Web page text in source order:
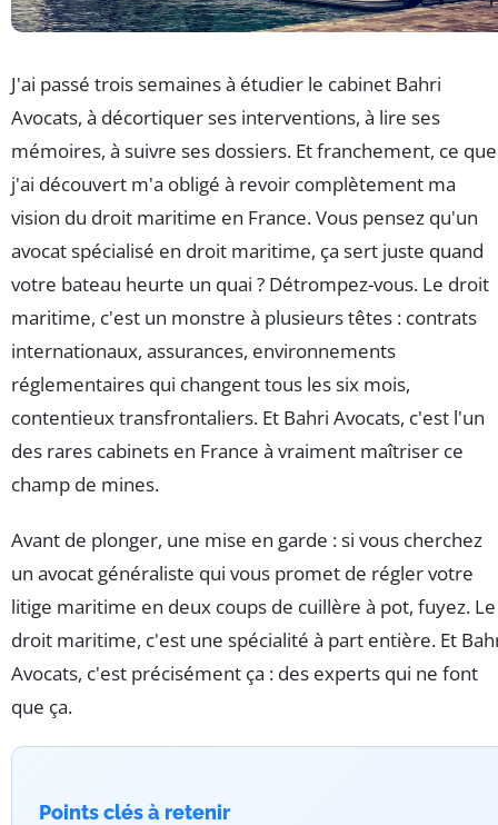
J'ai passé trois semaines à étudier le cabinet Bahri
Avocats, à décortiquer ses interventions, à lire ses
mémoires, à suivre ses dossiers. Et franchement, ce que
j'ai découvert m'a obligé à revoir complètement ma
vision du droit maritime en France. Vous pensez qu'un
avocat spécialisé en droit maritime, ça sert juste quand
votre bateau heurte un quai ? Détrompez-vous. Le droit
maritime, c'est un monstre à plusieurs têtes : contrats
internationaux, assurances, environnements
réglementaires qui changent tous les six mois,
contentieux transfrontaliers. Et Bahri Avocats, c'est l'un
des rares cabinets en France à vraiment maîtriser ce
champ de mines.
Avant de plonger, une mise en garde : si vous cherchez
un avocat généraliste qui vous promet de régler votre
litige maritime en deux coups de cuillère à pot, fuyez. Le
droit maritime, c'est une spécialité à part entière. Et
Avocats, c'est précisément ça : des experts qui ne font
que ça.
Points clés à retenir